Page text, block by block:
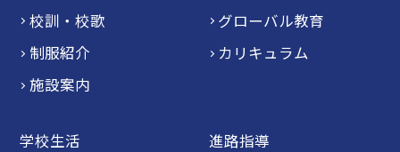
校訓・校歌
制服紹介
施設案内
グローバル教育
カリキュラム
学校生活 進路指導